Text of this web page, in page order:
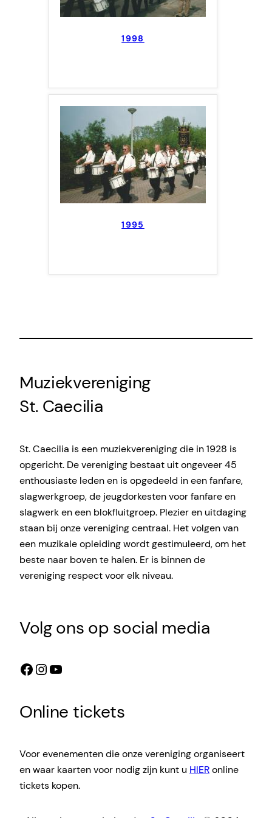
1998
1995
Muziekvereniging
St. Caecilia
St. Caecilia is een muziekvereniging die in 1928 is
opgericht. De vereniging bestaat uit ongeveer 45
enthousiaste leden en is opgedeeld in een fanfare,
slagwerkgroep, de jeugdorkesten voor fanfare en
slagwerk en een blokfluitgroep. Plezier en uitdaging
staan bij onze vereniging centraal. Het volgen van
een muzikale opleiding wordt gestimuleerd, om het
beste naar boven te halen. Er is binnen de
vereniging respect voor elk niveau.
Volg ons op social media
Facebook InstagramYouTube
Online tickets
Voor evenementen die onze vereniging organiseert
en waar kaarten voor nodig zijn kunt u HIERonline
tickets kopen.